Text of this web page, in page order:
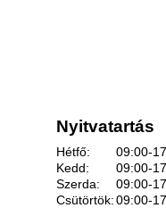
Nyitvatartás
Hétfő:
09:00-
Kedd:
09:00-
Szerda:
09:00-
Csütörtök:09:00-